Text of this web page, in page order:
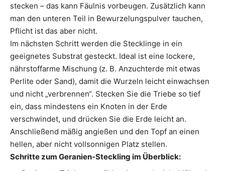
stecken – das kann Fäulnis vorbeugen. Zusätzlich kann
man den unteren Teil in Bewurzelungspulver tauchen,
Pflicht ist das aber nicht.
Im nächsten Schritt werden die Stecklinge in ein
geeignetes Substrat gesteckt. Ideal ist eine lockere,
nährstoffarme Mischung (z. B. Anzuchterde mit etwas
Perlite oder Sand), damit die Wurzeln leicht einwachsen
und nicht „verbrennen“. Stecken Sie die Triebe so tief
ein, dass mindestens ein Knoten in der Erde
verschwindet, und drücken Sie die Erde leicht an.
Anschließend mäßig angießen und den Topf an einen
hellen, aber nicht vollsonnigen Platz stellen.
Schritte zum Geranien-Steckling im Überblick: